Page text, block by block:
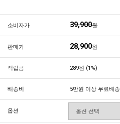
소비자가 39,900원
판매가 28,900원
적립금 289원 (1%)
배송비 5만원 이상 무료배송
옵션